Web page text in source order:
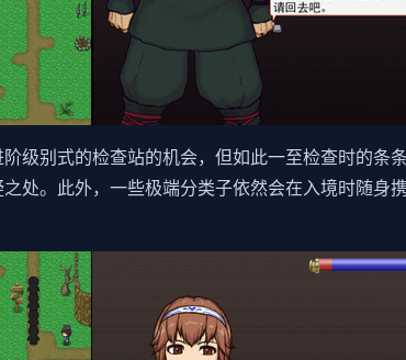
级别式的检查站的机会，但如此一至检查时的
处。此外，一些极端分类子依然会在入境时随身